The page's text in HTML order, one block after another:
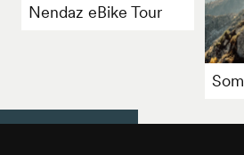
Nendaz eBike Tour